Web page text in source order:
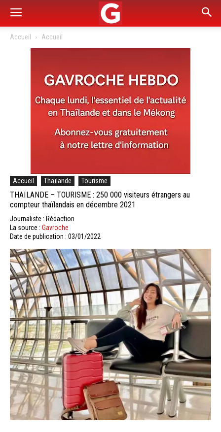
Accueil Accueil
Accueil Thaïlande Tourisme
THAÏLANDE – TOURISME : 250 000 visiteurs étrangers au
compteur thaïlandais en décembre 2021
Journaliste : Rédaction
La source : Gavroche
Date de publication : 03/01/2022